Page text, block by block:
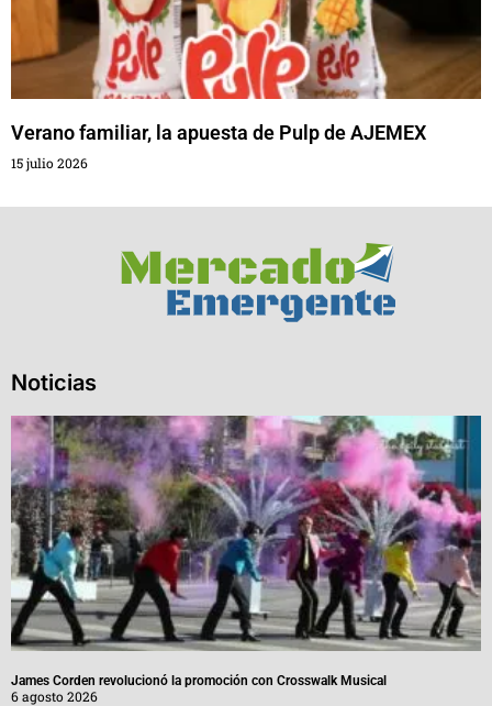
Verano familiar, la apuesta de Pulp de AJEMEX
15 julio 2026
Noticias
James Corden revolucionó la promoción con Crosswalk Musical
6 agosto 2026